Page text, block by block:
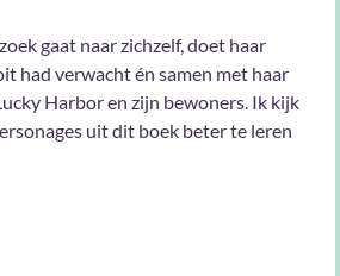
gaat naar zichzelf, doet haar
had verwacht én samen met haar
Harbor en zijn bewoners. Ik kijk
uit dit boek beter te leren